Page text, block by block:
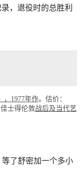
，退役时的总胜利
，1977年作。估价：
士得伦敦战后及当代艺
了舒密加一个多小